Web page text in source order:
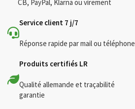
CB, PayPal, Klarna ou virement
Service client 7 j/7
Réponse rapide par mail ou téléphone
Produits certifiés LR
Qualité allemande et traçabilité
garantie